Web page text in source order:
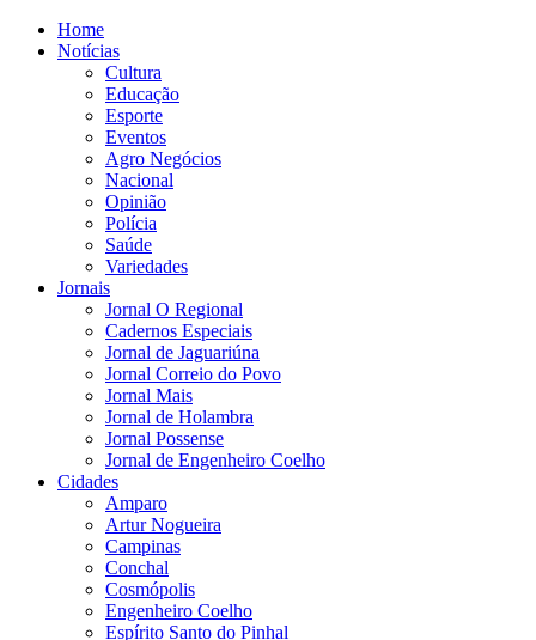
Home
Notícias
Cultura
Educação
Esporte
Eventos
Agro Negócios
Nacional
Opinião
Polícia
Saúde
Variedades
Jornais
Jornal O Regional
Cadernos Especiais
Jornal de Jaguariúna
Jornal Correio do Povo
Jornal Mais
Jornal de Holambra
Jornal Possense
Jornal de Engenheiro Coelho
Cidades
Amparo
Artur Nogueira
Campinas
Conchal
Cosmópolis
Engenheiro Coelho
Espírito Santo do Pinhal